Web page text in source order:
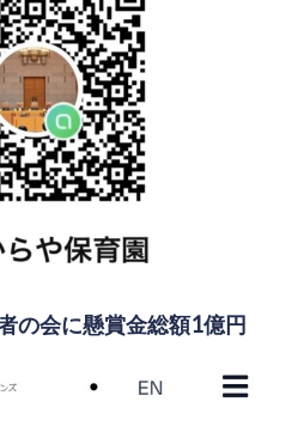
の会に懸賞金総額1億円